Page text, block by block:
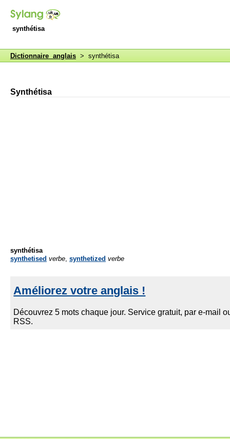
synthétisa
Dictionnaire anglais > synthétisa
Synthétisa
synthétisa
synthetised verbe synthetized verbe